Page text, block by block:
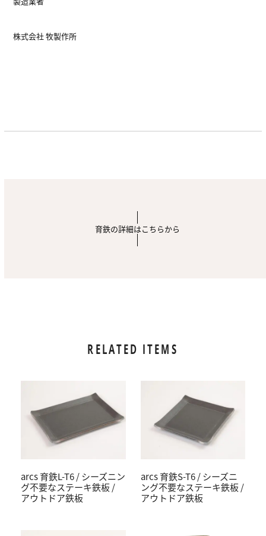
株式会社 牧製作所
育鉄の詳細はこちらから
RELATED ITEMS
arcs 育鉄L-T6 / シーズニン
グ不要なステーキ鉄板 /
アウトドア鉄板
arcs 育鉄S-T6 / シーズニ
ング不要なステーキ鉄板 /
アウトドア鉄板